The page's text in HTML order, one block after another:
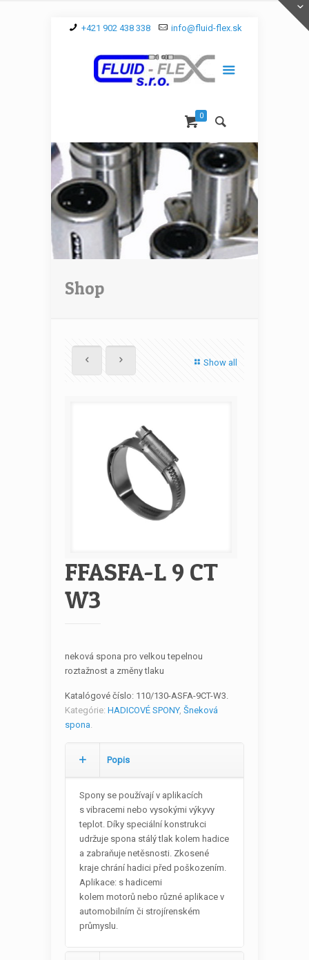
+421 902 438 338 info@fluid-flex.sk
0
Shop
Show all
FFASFA-L 9 CT
W3
neková spona pro velkou tepelnou
roztažnost a změny tlaku
Katalógové číslo: 110/130-ASFA-9CT-W3.
Kategórie: HADICOVÉ SPONY, Šneková
spona.
Popis
Spony se používají v aplikacích
s vibracemi nebo vysokými výkyvy
teplot. Díky speciální konstrukci
udržuje spona stálý tlak kolem hadice
a zabraňuje netěsnosti. Zkosené
kraje chrání hadici před poškozením.
Aplikace: s hadicemi
kolem motorů nebo různé aplikace v
automobilním či strojírenském
průmyslu.